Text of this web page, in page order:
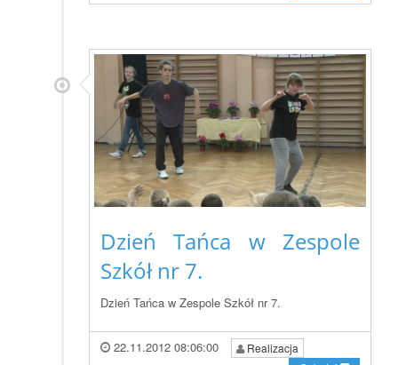
Dzień Tańca w Zespole
Szkół nr 7.
Dzień Tańca w Zespole Szkół nr 7.
22.11.2012 08:06:00
Realizacja